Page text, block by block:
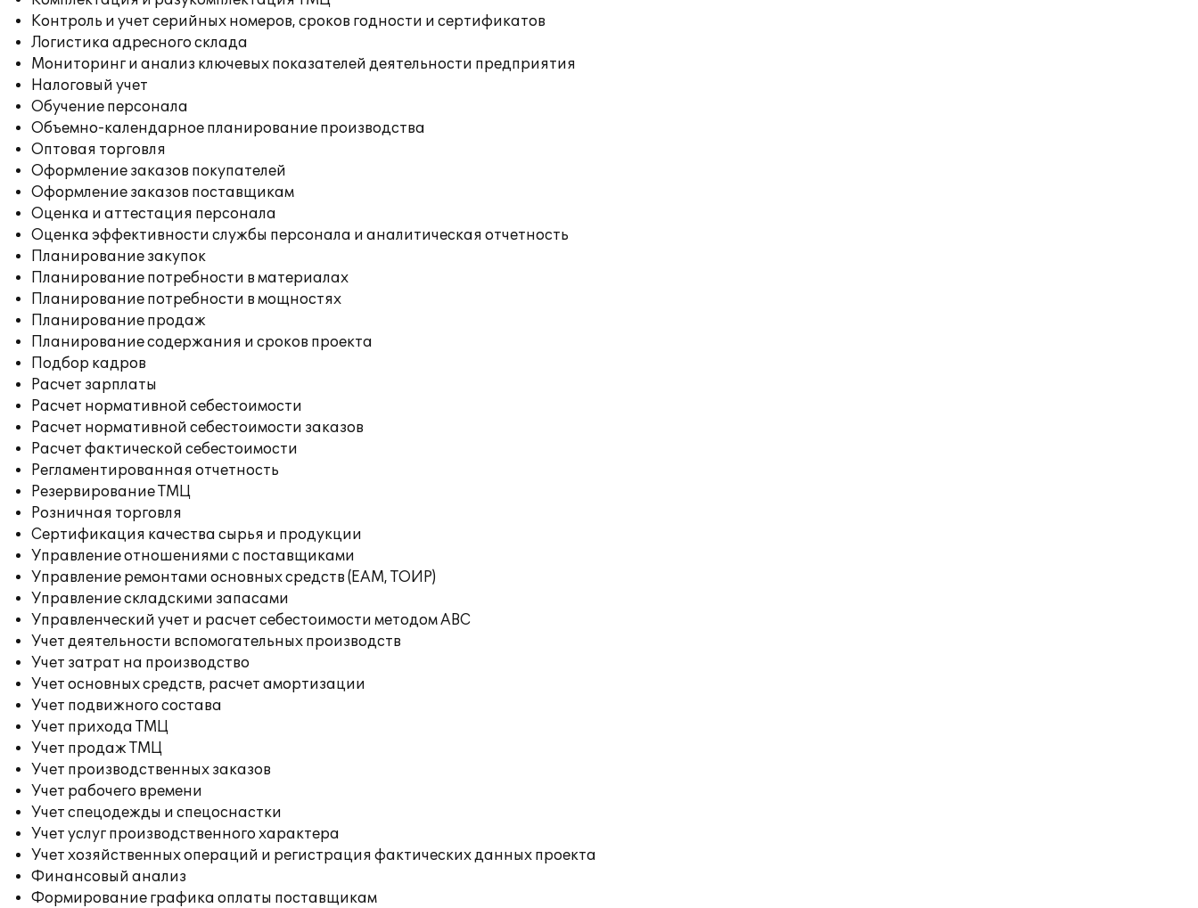
Контроль и учет серийных номеров, сроков годности и сертификатов
Логистика адресного склада
Мониторинг и анализ ключевых показателей деятельности предприятия
Налоговый учет
Обучение персонала
Объемно-календарное планирование производства
Оптовая торговля
Оформление заказов покупателей
Оформление заказов поставщикам
Оценка и аттестация персонала
Оценка эффективности службы персонала и аналитическая отчетность
Планирование закупок
Планирование потребности в материалах
Планирование потребности в мощностях
Планирование продаж
Планирование содержания и сроков проекта
Подбор кадров
Расчет зарплаты
Расчет нормативной себестоимости
Расчет нормативной себестоимости заказов
Расчет фактической себестоимости
Регламентированная отчетность
Резервирование ТМЦ
Розничная торговля
Сертификация качества сырья и продукции
Управление отношениями с поставщиками
Управление ремонтами основных средств (EAM, ТОИР)
Управление складскими запасами
Управленческий учет и расчет себестоимости методом ABC
Учет деятельности вспомогательных производств
Учет затрат на производство
Учет основных средств, расчет амортизации
Учет подвижного состава
Учет прихода ТМЦ
Учет продаж ТМЦ
Учет производственных заказов
Учет рабочего времени
Учет спецодежды и спецоснастки
Учет услуг производственного характера
Учет хозяйственных операций и регистрация фактических данных проекта
Финансовый анализ
Формирование графика оплаты поставщикам